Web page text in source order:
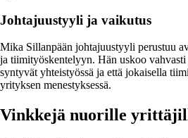
Johtajuustyyli ja vaikutus
Mika Sillanpään johtajuustyyli perustuu
ja tiimityöskentelyyn. Hän uskoo vahvasti
syntyvät yhteistyössä ja että jokaisella
yrityksen menestyksessä.
Vinkkejä nuorille